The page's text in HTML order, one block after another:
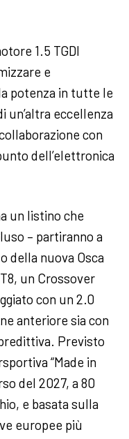
1.5 TGDI
e
potenza in tutte le
un’altra eccellenza
con
dell’elettronica
un listino che
– partiranno a
della nuova Osca
un Crossover
con un 2.0
anteriore sia con
Previsto
“Made in
del 2027, a 80
e basata sulla
europee più